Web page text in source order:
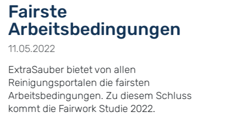
Fairste
Arbeitsbedingungen
11.05.2022
ExtraSauber bietet von allen
Reinigungsportalen die fairsten
Arbeitsbedingungen. Zu diesem Schluss
kommt die Fairwork Studie 2022.